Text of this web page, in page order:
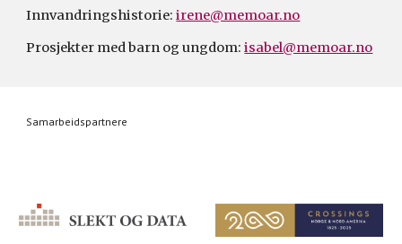
Innvandringshistorie:irene@memoar.no
Prosjekter med barn og ungdom:isabel@memoar.no
Samarbeidspartnere